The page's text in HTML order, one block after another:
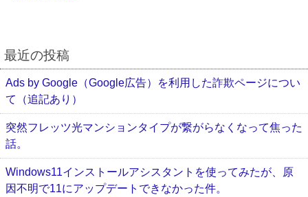
最近の投稿
Ads by Google（Google広告）を利用した詐欺ページについ
て（追記あり）
突然フレッツ光マンションタイプが繋がらなくなって焦った
話。
Windows11インストールアシスタントを使ってみたが、原
因不明で11にアップデートできなかった件。